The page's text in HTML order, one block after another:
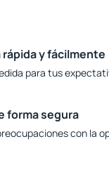
rápida y fácilmente
para tus
forma segura
con la